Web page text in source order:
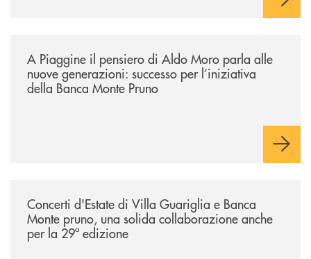
A Piaggine il pensiero di Aldo Moro parla alle
nuove generazioni: successo per l’iniziativa
della Banca Monte Pruno
Concerti d'Estate di Villa Guariglia e Banca
Monte pruno, una solida collaborazione anche
per la 29ª edizione